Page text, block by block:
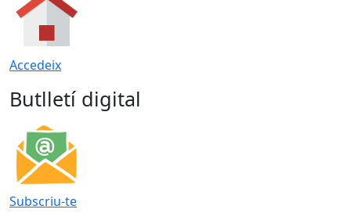
Accedeix
Butlletí digital
Subscriu-te